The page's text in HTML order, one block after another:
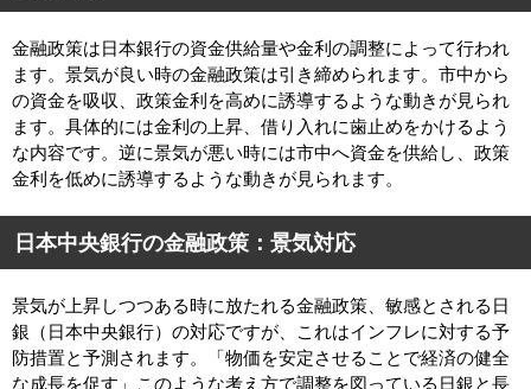
金融政策は日本銀行の資金供給量や金利の調整によって行われ
ます。景気が良い時の金融政策は引き締められます。市中から
の資金を吸収、政策金利を高めに誘導するような動きが見られ
ます。具体的には金利の上昇、借り入れに歯止めをかけるよう
な内容です。逆に景気が悪い時には市中へ資金を供給し、政策
金利を低めに誘導するような動きが見られます。
日本中央銀行の金融政策：景気対応
景気が上昇しつつある時に放たれる金融政策、敏感とされる日
銀（日本中央銀行）の対応ですが、これはインフレに対する予
防措置と予測されます。「物価を安定させることで経済の健全
な成長を促す」このような考え方で調整を図っている日銀と長